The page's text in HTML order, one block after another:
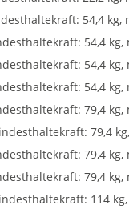
54,4 kg,
54,4
54,4
54,4
79,4
79,4
79,4
79,4
114